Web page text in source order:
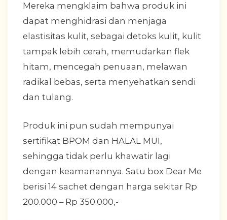
Mereka mengklaim bahwa produk ini
dapat menghidrasi dan menjaga
elastisitas kulit, sebagai detoks kulit, kulit
tampak lebih cerah, memudarkan flek
hitam, mencegah penuaan, melawan
radikal bebas, serta menyehatkan sendi
dan tulang.
Produk ini pun sudah mempunyai
sertifikat BPOM dan HALAL MUI,
sehingga tidak perlu khawatir lagi
dengan keamanannya. Satu box Dear Me
berisi 14 sachet dengan harga sekitar Rp
200.000 – Rp 350.000,-